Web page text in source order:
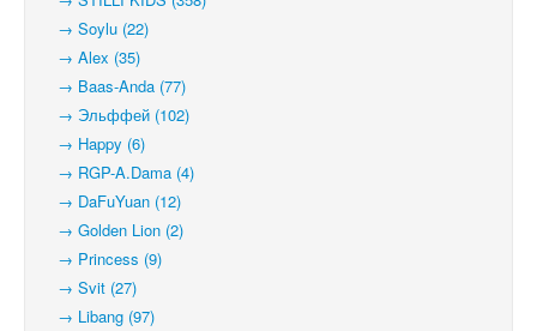
→ Soylu (22)
→ Alex (35)
→ Baas-Anda (77)
→ Эльффей (102)
→ Happy (6)
→ RGP-A.Dama (4)
→ DaFuYuan (12)
→ Golden Lion (2)
→ Princess (9)
→ Svit (27)
→ Libang (97)